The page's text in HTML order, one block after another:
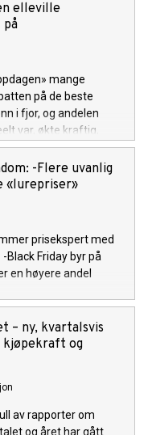
elleville
på
mange
på de beste
i fjor, og andelen
var, økte kraftig,
Prisjakt.
-Flere uvanlig
«lurepriser»
prisekspert med
Black Friday byr på
en høyere andel
– ny, kvartalsvis
kjøpekraft og
av rapporter om
og året har gått